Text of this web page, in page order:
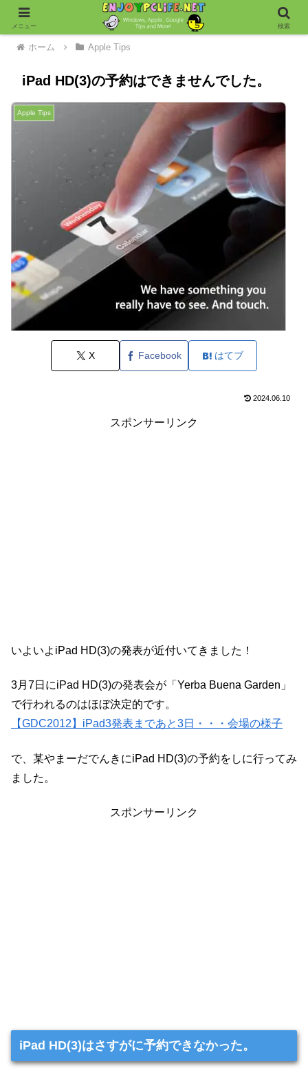
ホーム Apple Tips
iPad HD(3)の予約はできませんでした。
Apple Tips
X Facebook はてブ
2024.06.10
スポンサーリンク
いよいよiPad HD(3)の発表が近付いてきました！
3月7日にiPad HD(3)の発表会が「Yerba Buena Garden」
で行われるのはほぼ決定的です。
【GDC2012】iPad3発表まであと3日・・・会場の様子
で、某やまーだでんきにiPad HD(3)の予約をしに行ってみ
ました。
スポンサーリンク
iPad HD(3)はさすがに予約できなかった。
メニュー 検索